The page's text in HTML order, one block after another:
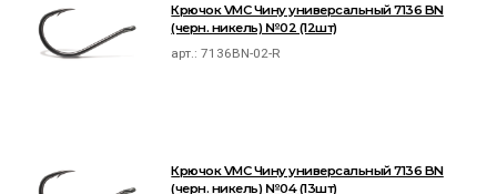
Крючок VMC Чину универсальный 7136 BN
(черн. никель) №02 (12шт)
арт.:7136BN-02-R
Крючок VMC Чину универсальный 7136 BN
(черн. никель) №04 (13шт)